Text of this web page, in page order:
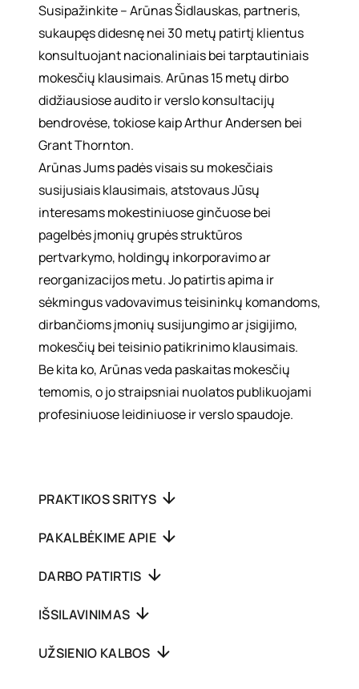
Susipažinkite – Arūnas Šidlauskas, partneris,
sukaupęs didesnę nei 30 metų patirtį klientus
konsultuojant nacionaliniais bei tarptautiniais
mokesčių klausimais. Arūnas 15 metų dirbo
didžiausiose audito ir verslo konsultacijų
bendrovėse, tokiose kaip Arthur Andersen bei
Grant Thornton.
Arūnas Jums padės visais su mokesčiais
susijusiais klausimais, atstovaus Jūsų
interesams mokestiniuose ginčuose bei
pagelbės įmonių grupės struktūros
pertvarkymo, holdingų inkorporavimo ar
reorganizacijos metu. Jo patirtis apima ir
sėkmingus vadovavimus teisininkų komandoms,
dirbančioms įmonių susijungimo ar įsigijimo,
mokesčių bei teisinio patikrinimo klausimais.
Be kita ko, Arūnas veda paskaitas mokesčių
temomis, o jo straipsniai nuolatos publikuojami
profesiniuose leidiniuose ir verslo spaudoje.
PRAKTIKOS SRITYS
PAKALBĖKIME APIE
DARBO PATIRTIS
IŠSILAVINIMAS
UŽSIENIO KALBOS